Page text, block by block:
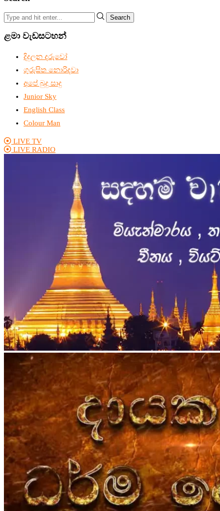
Search
ළමා වැඩසටහන්
දිදුලන දරුවෝ
ගුරුසිත නොරිදවා
අපේ බුදු සාදු
Junior Sky
English Class
Colour Man
LIVE TV
LIVE RADIO